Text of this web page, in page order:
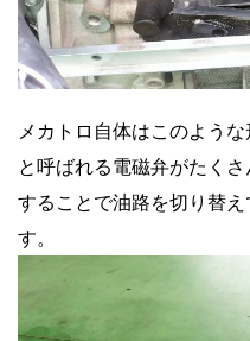
メカトロ自体はこのよう
と呼ばれる電磁弁がたく
することで油路を切り替
す。